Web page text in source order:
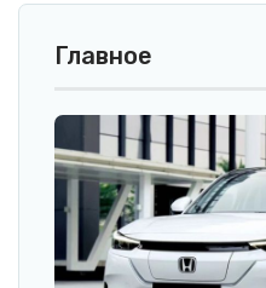
Главное